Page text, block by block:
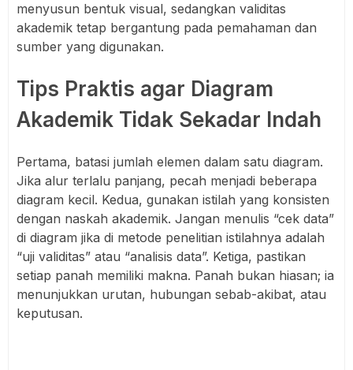
menyusun bentuk visual, sedangkan validitas
akademik tetap bergantung pada pemahaman dan
sumber yang digunakan.
Tips Praktis agar Diagram
Akademik Tidak Sekadar Indah
Pertama, batasi jumlah elemen dalam satu diagram.
Jika alur terlalu panjang, pecah menjadi beberapa
diagram kecil. Kedua, gunakan istilah yang konsisten
dengan naskah akademik. Jangan menulis “cek data”
di diagram jika di metode penelitian istilahnya adalah
“uji validitas” atau “analisis data”. Ketiga, pastikan
setiap panah memiliki makna. Panah bukan hiasan; ia
menunjukkan urutan, hubungan sebab-akibat, atau
keputusan.